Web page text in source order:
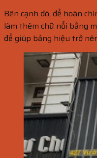
Bên cạnh đó, để hoàn
làm thêm chữ nổi bằng
để giúp bảng hiệu trở